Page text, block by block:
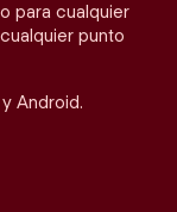
para cualquier
punto
Android.